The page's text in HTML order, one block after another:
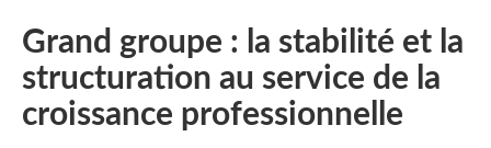
Grand groupe : la stabilité et la
structuration au service de la
croissance professionnelle